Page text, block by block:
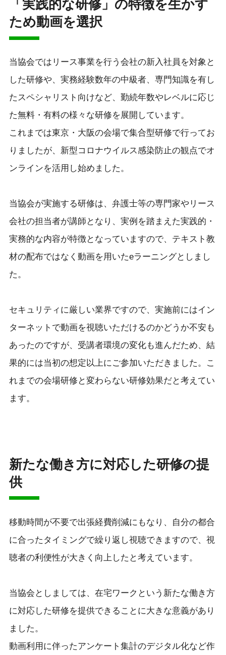
「実践的な研修」の特徴を生かす
ため動画を選択
当協会ではリース事業を行う会社の新入社員を対象と
した研修や、実務経験数年の中級者、専門知識を有し
たスペシャリスト向けなど、勤続年数やレベルに応じ
た無料・有料の様々な研修を展開しています。
これまでは東京・大阪の会場で集合型研修で行ってお
りましたが、新型コロナウイルス感染防止の観点でオ
ンラインを活用し始めました。
当協会が実施する研修は、弁護士等の専門家やリース
会社の担当者が講師となり、実例を踏まえた実践的・
実務的な内容が特徴となっていますので、テキスト教
材の配布ではなく動画を用いたeラーニングとしまし
た。
セキュリティに厳しい業界ですので、実施前にはイン
ターネットで動画を視聴いただけるのかどうか不安も
あったのですが、受講者環境の変化も進んだため、結
果的には当初の想定以上にご参加いただきました。こ
れまでの会場研修と変わらない研修効果だと考えてい
ます。
新たな働き方に対応した研修の提
供
移動時間が不要で出張経費削減にもなり、自分の都合
に合ったタイミングで繰り返し視聴できますので、視
聴者の利便性が大きく向上したと考えています。
当協会としましては、在宅ワークという新たな働き方
に対応した研修を提供できることに大きな意義があり
ました。
動画利用に伴ったアンケート集計のデジタル化など作